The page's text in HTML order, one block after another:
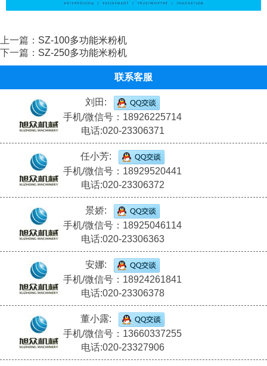
上一篇： SZ-100多功能米粉机
下一篇： SZ-250多功能米粉机
联系客服
刘田:
手机/微信号：18926225714
电话:020-23306371
任小芳:
手机/微信号：18929520441
电话:020-23306372
景娇:
手机/微信号：18925046114
电话:020-23306363
安娜:
手机/微信号：18924261841
电话:020-23306378
董小露:
手机/微信号：13660337255
电话:020-23327906